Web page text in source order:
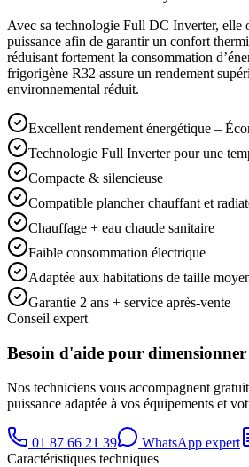
Avec sa technologie Full DC Inverter, elle
puissance afin de garantir un confort
réduisant fortement la consommation
frigorigène R32 assure un rendement
environnemental réduit.
Excellent rendement énergétique –
Technologie Full Inverter pour une
Compacte & silencieuse
Compatible plancher chauffant et
Chauffage + eau chaude sanitaire
Faible consommation électrique
Adaptée aux habitations de taille
Garantie 2 ans + service après-vente
Conseil expert
Besoin d'aide pour dimensionner
Nos techniciens vous accompagnent
puissance adaptée à vos équipements et
01 87 66 21 39 WhatsApp expert
Caractéristiques techniques